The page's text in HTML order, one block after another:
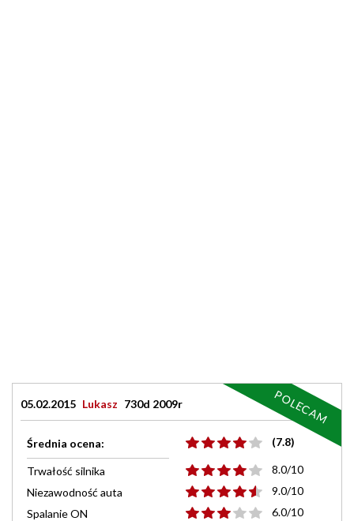
05.02.2015 Lukasz 730d 2009r
Średnia ocena: (7.8)
Trwałość silnika
8.0/10
Niezawodność auta
9.0/10
Spalanie ON
6.0/10
POLECAM